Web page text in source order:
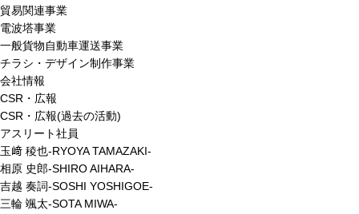
貿易関連事業
電波塔事業
一般貨物自動車運送事業
チラシ・デザイン制作事業
会社情報
CSR・広報
CSR・広報(過去の活動)
アスリート社員
玉﨑 稜也-RYOYA TAMAZAKI-
相原 史郎-SHIRO AIHARA-
吉越 奏詞-SOSHI YOSHIGOE-
三輪 颯太-SOTA MIWA-